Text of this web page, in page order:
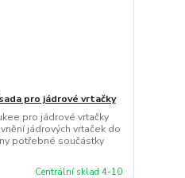
pro jádrové vrtačky
pro jádrové vrtačky
jádrových vrtaček do
potřebné součástky
Centrální sklad 4-10